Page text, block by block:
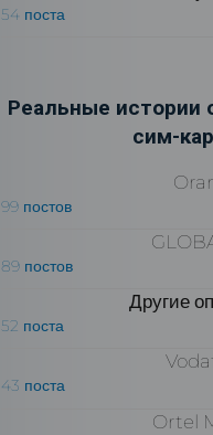
54 поста
Реальные истории
сим-
99 постов
89 постов
Другие
52 поста
43 поста
Ortel